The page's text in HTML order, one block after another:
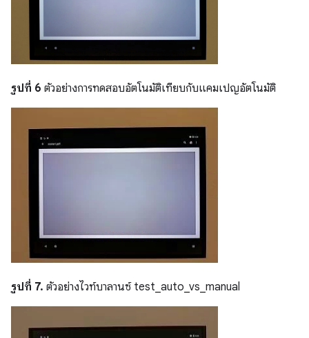
รูปที่ 6 ตัวอย่างการทดสอบอัตโนมัติเทียบกับแคมเปญอัตโนมัติ
รูปที่ 7. ตัวอย่างไวท์บาลานซ์ test_auto_vs_manual